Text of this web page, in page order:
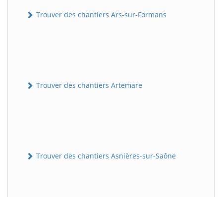
Trouver des chantiers Ars-sur-Formans
Trouver des chantiers Artemare
Trouver des chantiers Asnières-sur-Saône